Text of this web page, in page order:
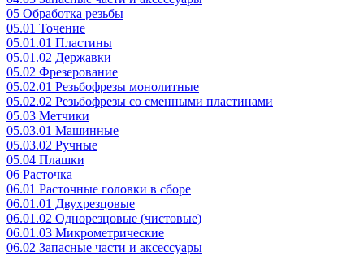
05 Обработка резьбы
05.01 Точение
05.01.01 Пластины
05.01.02 Державки
05.02 Фрезерование
05.02.01 Резьбофрезы монолитные
05.02.02 Резьбофрезы со сменными пластинами
05.03 Метчики
05.03.01 Машинные
05.03.02 Ручные
05.04 Плашки
06 Расточка
06.01 Расточные головки в сборе
06.01.01 Двухрезцовые
06.01.02 Однорезцовые (чистовые)
06.01.03 Микрометрические
06.02 Запасные части и аксессуары